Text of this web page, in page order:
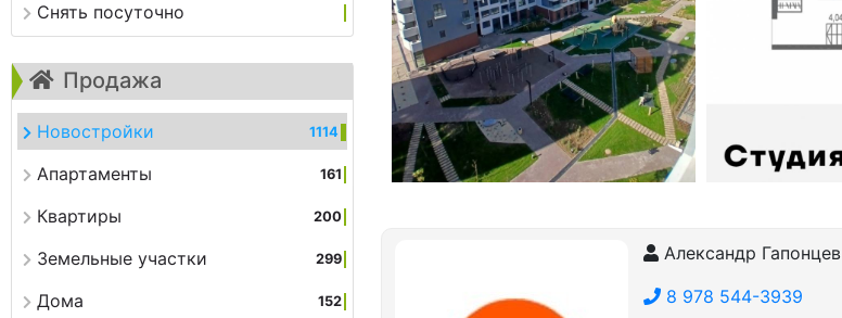
Снять посуточно
Продажа
Новостройки 1114
Апартаменты 161
Квартиры 200
Земельные участки 299
Дома 152
Александр Гапонцев
8 978 544-3939